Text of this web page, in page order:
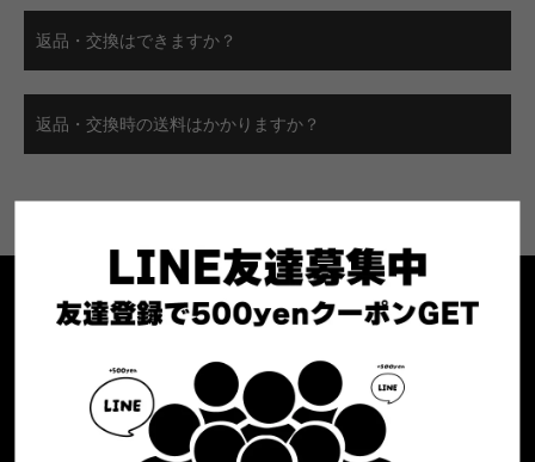
返品・交換はできますか？
返品・交換時の送料はかかりますか？
セール情報やNEW ARRIVALなど お得な情報を
メルマガ登録